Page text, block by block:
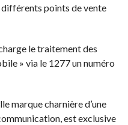
points de vente
le traitement des
» via le 1277 un numéro
marque charnière d’une
est exclusive